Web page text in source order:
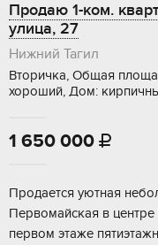
Продаю 1-ком.
улица, 27
Нижний Тагил
Вторичка, Общая
хороший, Дом:
1 650 000 
Пpoдаeтcя уютная
Первомайская в
первом этaжe